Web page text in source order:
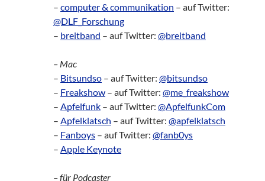
– computer & communikation – auf Twitter:
@DLF_Forschung
– breitband – auf Twitter: @breitband
– Mac
– Bitsundso – auf Twitter: @bitsundso
– Freakshow – auf Twitter: @me_freakshow
– Apfelfunk – auf Twitter: @ApfelfunkCom
– Apfelklatsch – auf Twitter: @apfelklatsch
– Fanboys – auf Twitter: @fanb0ys
– Apple Keynote
– für Podcaster